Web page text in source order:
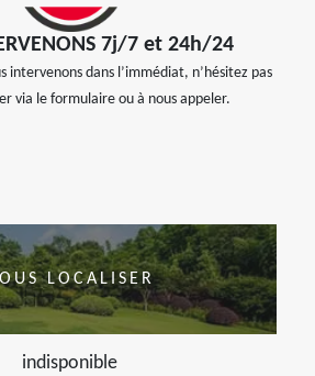
7j/7 et 24h/24
intervenons dans l’immédiat, n’hésitez pas
via le formulaire ou à nous appeler.
LOCALISER
indisponible